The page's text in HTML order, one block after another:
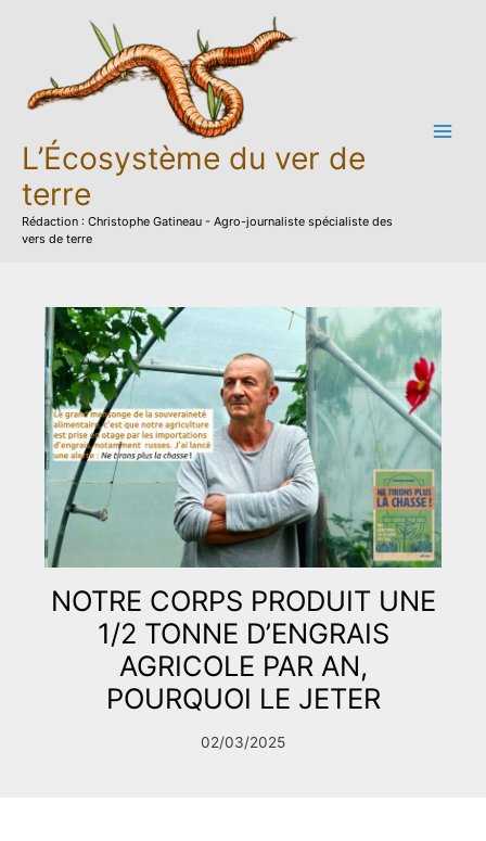
L’Écosystème du ver de
terre
Rédaction : Christophe Gatineau - Agro-journaliste spécialiste des
vers de terre
NOTRE CORPS PRODUIT UNE
1/2 TONNE D’ENGRAIS
AGRICOLE PAR AN,
POURQUOI LE JETER
02/03/2025